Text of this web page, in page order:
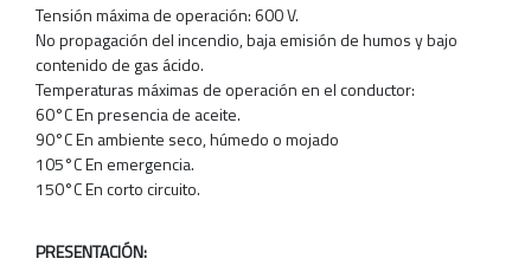
Tensión máxima de operación: 600 V.
No propagación del incendio, baja emisión de humos y bajo
contenido de gas ácido.
Temperaturas máximas de operación en el conductor:
60°C En presencia de aceite.
90°C En ambiente seco, húmedo o mojado
105°C En emergencia.
150°C En corto circuito.
PRESENTACIÓN: